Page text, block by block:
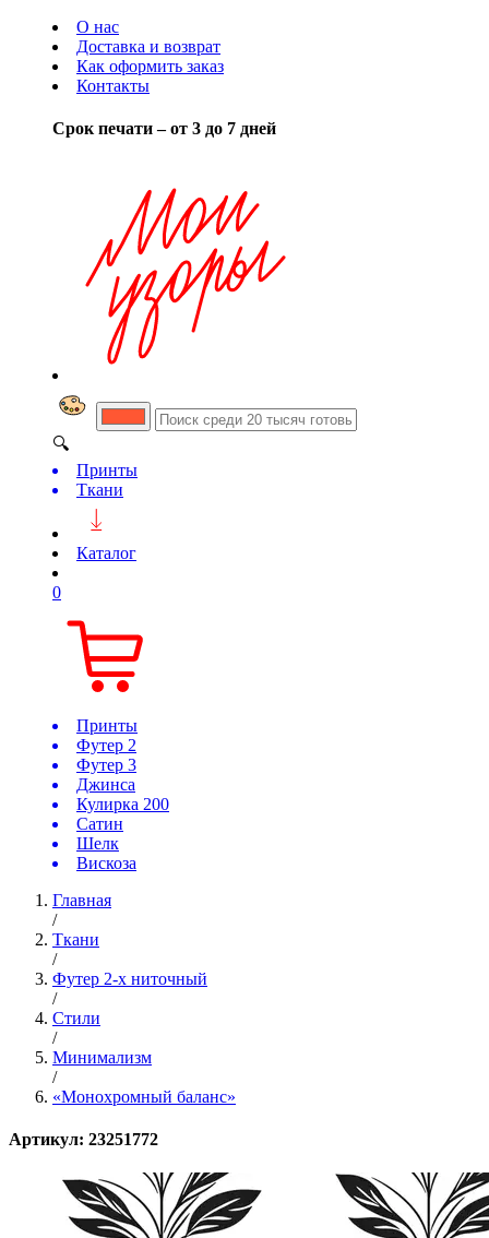
О нас
Доставка и возврат
Как оформить заказ
Контакты
Срок печати – от 3 до 7 дней
🔍
Принты
Ткани
Каталог
0
Принты
Футер 2
Футер 3
Джинса
Кулирка 200
Сатин
Шелк
Вискоза
Главная
/
Ткани
/
Футер 2-х ниточный
/
Стили
/
Минимализм
/
«Монохромный баланс»
Артикул: 23251772